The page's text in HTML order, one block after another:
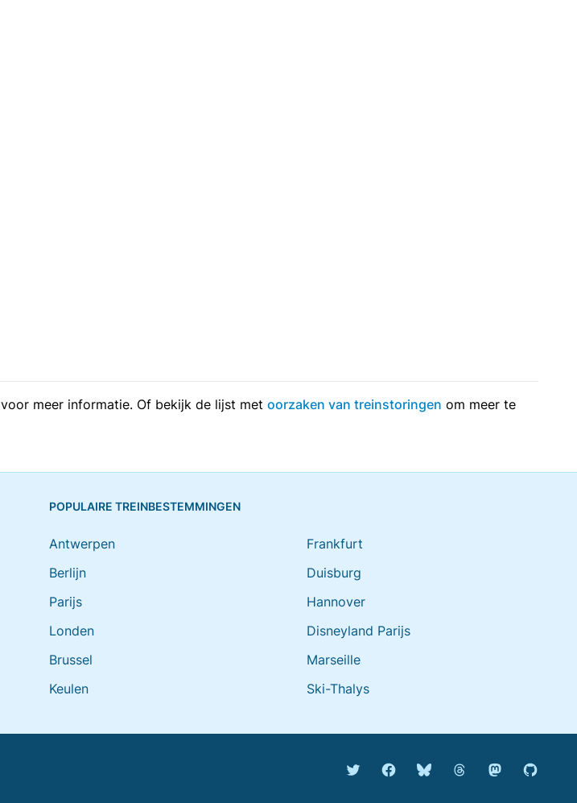
voor meer informatie. Of bekijk de lijst met oorzaken van treinstoringen om meer te
POPULAIRE TREINBESTEMMINGEN
Antwerpen
Berlijn
Parijs
Londen
Brussel
Keulen
Frankfurt
Duisburg
Hannover
Disneyland Parijs
Marseille
Ski-Thalys